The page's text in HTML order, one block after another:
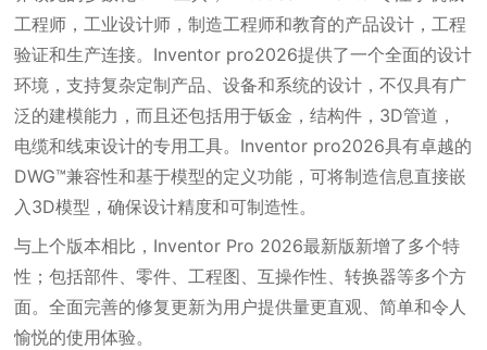
工程师，工业设计师，制造工程师和教育的产品设计，工程
验证和生产连接。Inventor pro2026提供了一个全面的设计
环境，支持复杂定制产品、设备和系统的设计，不仅具有广
泛的建模能力，而且还包括用于钣金，结构件，3D管道，
电缆和线束设计的专用工具。Inventor pro2026具有卓越的
DWG™兼容性和基于模型的定义功能，可将制造信息直接嵌
入3D模型，确保设计精度和可制造性。
与上个版本相比，Inventor Pro 2026最新版新增了多个特
性；包括部件、零件、工程图、互操作性、转换器等多个方
面。全面完善的修复更新为用户提供量更直观、简单和令人
愉悦的使用体验。